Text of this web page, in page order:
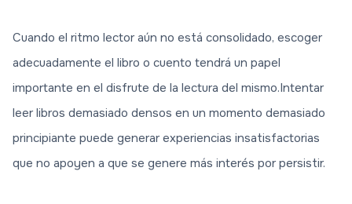
Cuando el ritmo lector aún no está consolidado, escoger
adecuadamente el libro o cuento tendrá un papel
importante en el disfrute de la lectura del mismo.Intentar
leer libros demasiado densos en un momento demasiado
principiante puede generar experiencias insatisfactorias
que no apoyen a que se genere más interés por persistir.